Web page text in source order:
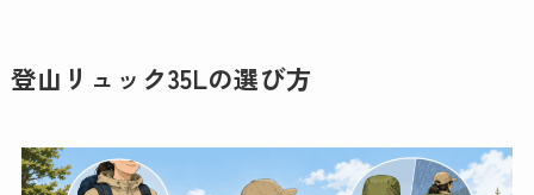
登山リュック35Lの選び方